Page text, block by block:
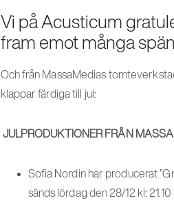
Vi på Acusticum
fram emot många
Och från MassaMedias
klappar färdiga till jul:
JULPRODUKTIONER FRÅN
Sofia Nordin har producerat
sänds lördag den 28/12 kl: